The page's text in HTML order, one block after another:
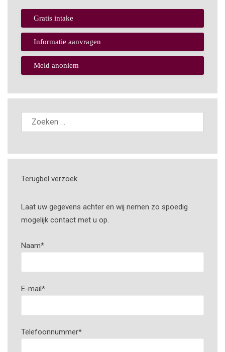
Gratis intake
Informatie aanvragen
Meld anoniem
Terugbel verzoek
Laat uw gegevens achter en wij nemen zo spoedig
mogelijk contact met u op.
Naam*
E-mail*
Telefoonnummer*